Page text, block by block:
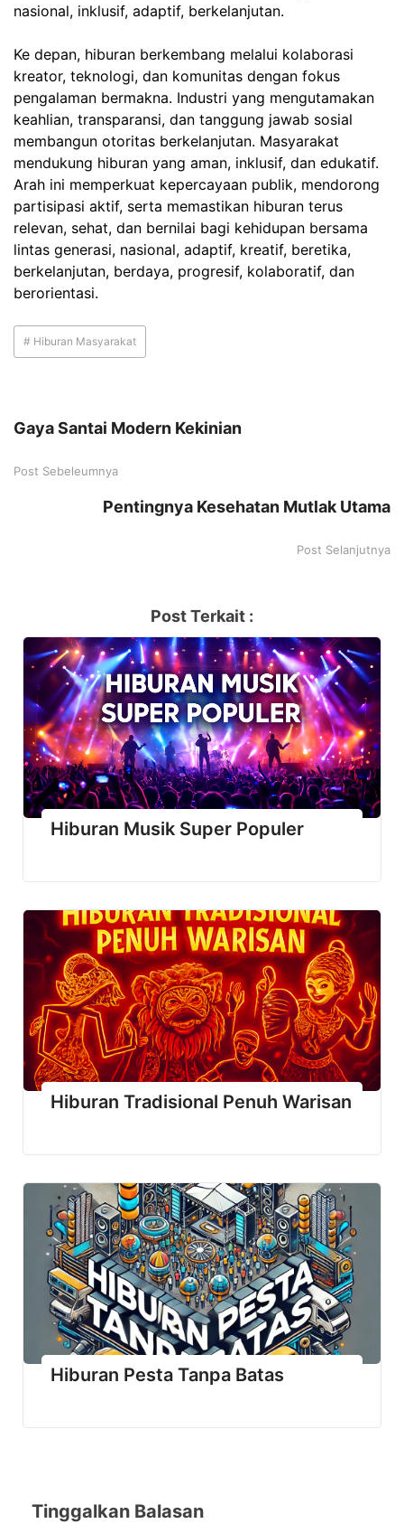
nasional, inklusif, adaptif, berkelanjutan.
Ke depan, hiburan berkembang melalui kolaborasi
kreator, teknologi, dan komunitas dengan fokus
pengalaman bermakna. Industri yang mengutamakan
keahlian, transparansi, dan tanggung jawab sosial
membangun otoritas berkelanjutan. Masyarakat
mendukung hiburan yang aman, inklusif, dan edukatif.
Arah ini memperkuat kepercayaan publik, mendorong
partisipasi aktif, serta memastikan hiburan terus
relevan, sehat, dan bernilai bagi kehidupan bersama
lintas generasi, nasional, adaptif, kreatif, beretika,
berkelanjutan, berdaya, progresif, kolaboratif, dan
berorientasi.
# Hiburan Masyarakat
Gaya Santai Modern Kekinian
Post Sebeleumnya
Pentingnya Kesehatan Mutlak Utama
Post Selanjutnya
Post Terkait :
Hiburan Musik Super Populer
Hiburan Tradisional Penuh Warisan
Hiburan Pesta Tanpa Batas
Tinggalkan Balasan